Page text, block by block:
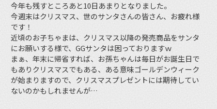
今年も残すところあと10日あまりとなりました。
今週末はクリスマス、世のサンタさんの皆さん、お疲れ様
です！
近頃のお子ちゃまは、クリスマス以降の発売商品をサンタ
にお願いする様で、GGサンタは困っておりますｗ
まぁ、年末に帰省すれば、お孫ちゃんは毎日がお誕生日で
もありクリスマスでもある、ある意味ゴールデンウィーク
が始まりますので、クリスマスプレゼントには期待してい
ないのかもしれませんが…